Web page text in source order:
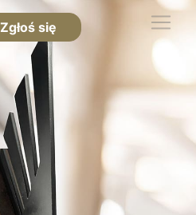
Zgłoś się